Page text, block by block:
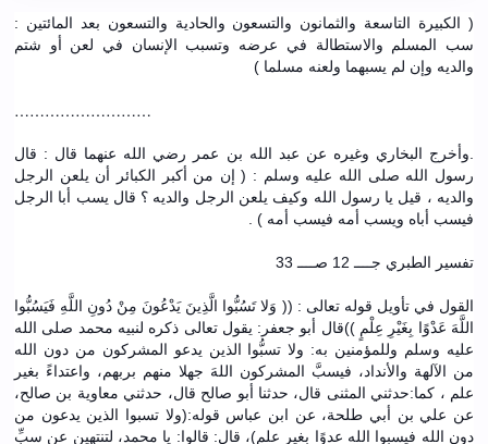
( الكبيرة التاسعة والثمانون والتسعون والحادية والتسعون بعد المائتين :
سب المسلم والاستطالة في عرضه وتسبب الإنسان في لعن أو شتم
والديه وإن لم يسبهما ولعنه مسلما )
………………………
.وأخرج البخاري وغيره عن عبد الله بن عمر رضي الله عنهما قال : قال
رسول الله صلى الله عليه وسلم : ( إن من أكبر الكبائر أن يلعن الرجل
والديه ، قيل يا رسول الله وكيف يلعن الرجل والديه ؟ قال يسب أبا الرجل
فيسب أباه ويسب أمه فيسب أمه ) .
تفسير الطبري جــــ 12 صــــ 33
القول في تأويل قوله تعالى : (( وَلا تَسُبُّوا الَّذِينَ يَدْعُونَ مِنْ دُونِ اللَّهِ فَيَسُبُّوا
اللَّهَ عَدْوًا بِغَيْرِ عِلْمٍ ))قال أبو جعفر: يقول تعالى ذكره لنبيه محمد صلى الله
عليه وسلم وللمؤمنين به: ولا تسبُّوا الذين يدعو المشركون من دون الله
من الآلهة والأنداد، فيسبَّ المشركون اللهَ جهلا منهم بربهم، واعتداءً بغير
علم ، كما:حدثني المثنى قال، حدثنا أبو صالح قال، حدثني معاوية بن صالح،
عن علي بن أبي طلحة، عن ابن عباس قوله:(ولا تسبوا الذين يدعون من
دون الله فيسبوا الله عدوًا بغير علم)، قال: قالوا: يا محمد، لتنتهين عن سبِّ